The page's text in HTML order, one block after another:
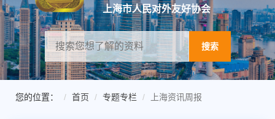
区
跳
转
到
主
要
内
上海市人民对外友好协会
搜索
您的位置： 首页 专题专栏 上海资讯周报